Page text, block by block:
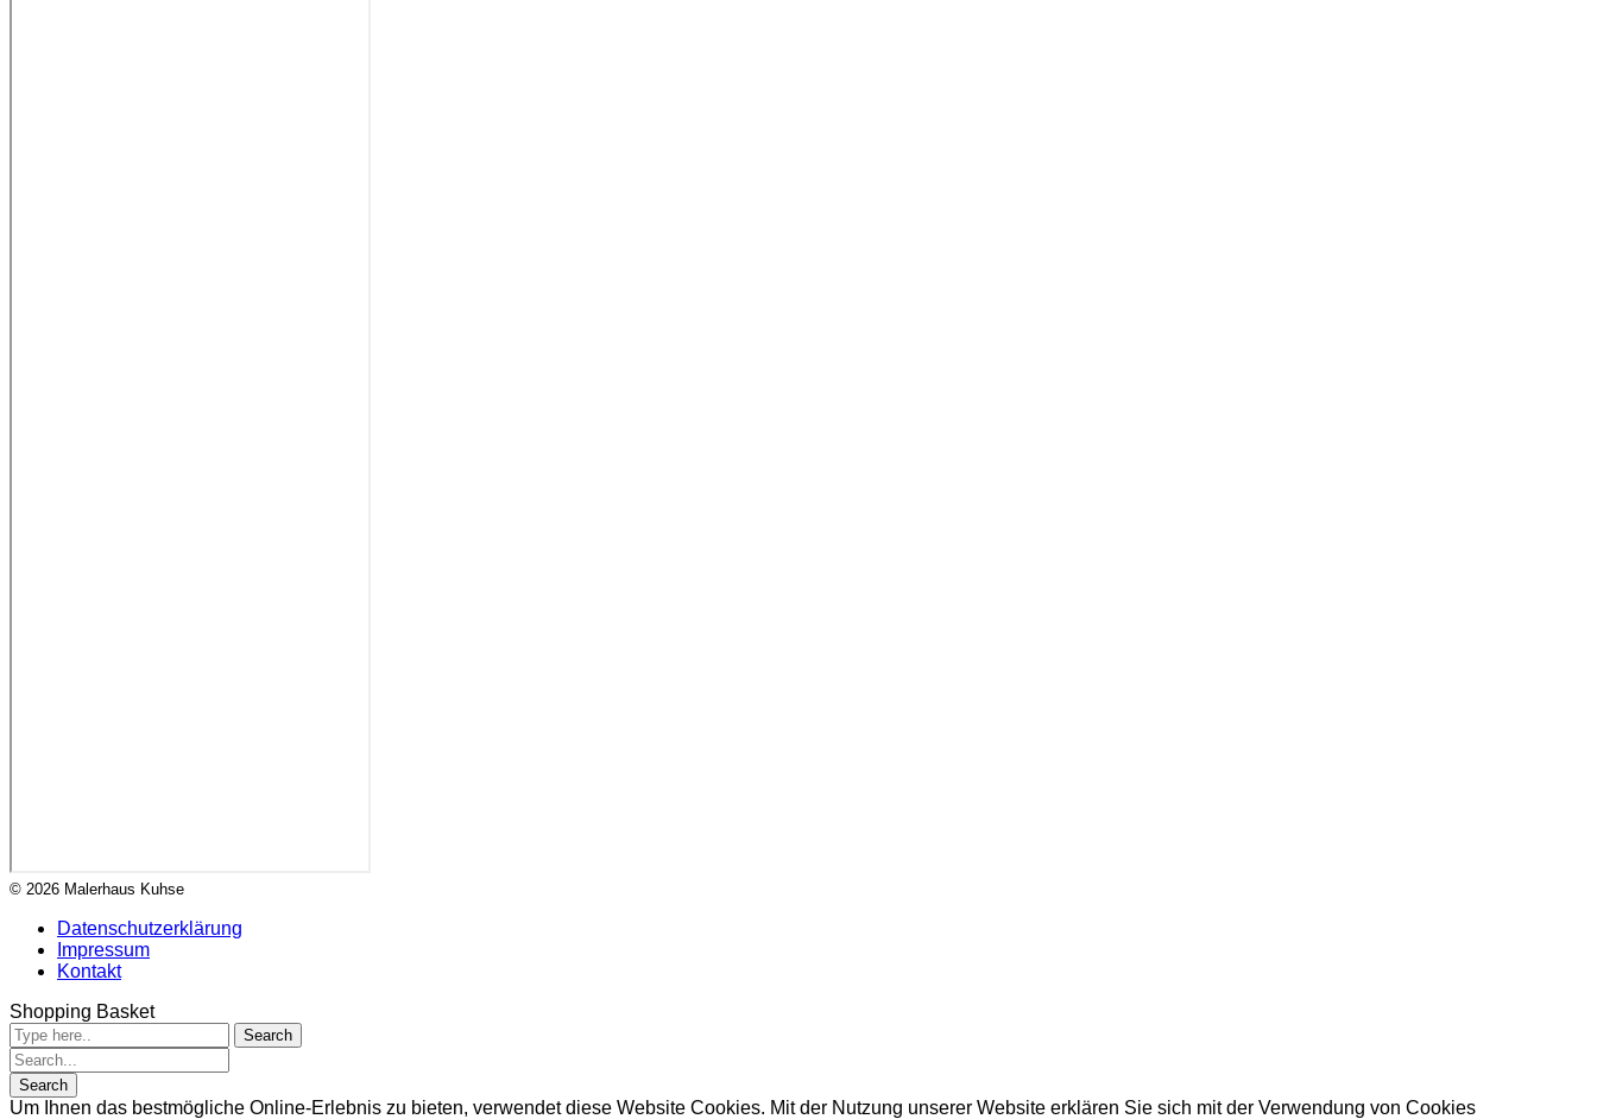
© 2026 Malerhaus Kuhse
Datenschutzerklärung
Impressum
Kontakt
Shopping Basket
Um Ihnen das bestmögliche Online-Erlebnis zu bieten, verwendet diese Website Cookies. Mit der Nutzung unserer Website erklären Sie sich mit der Verwendung von Cookies